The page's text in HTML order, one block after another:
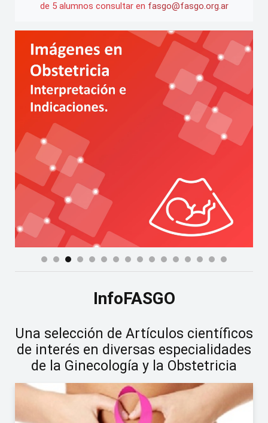
de 5 alumnos consultar en fasgo@fasgo.org.ar
InfoFASGO
Una selección de Artículos científicos
de interés en diversas especialidades
de la Ginecología y la Obstetricia